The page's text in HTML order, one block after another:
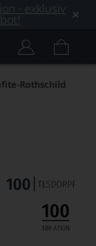
- exklusiv
Rothschild